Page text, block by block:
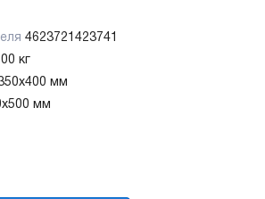
4623721423741
кг
мм
мм